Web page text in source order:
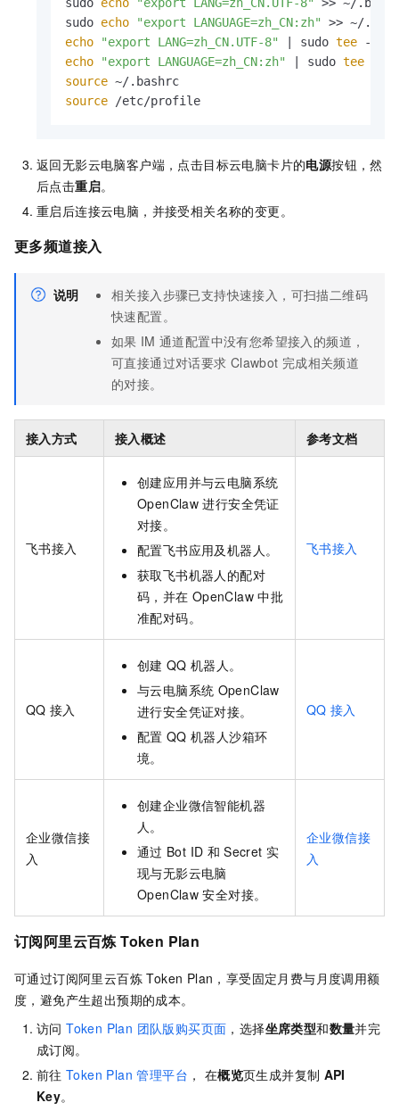
sudo echo
"export LANGUAGE=zh_CN:zh"
echo
"export LANG=zh_CN.UTF-8" | sudo tee
echo
"export LANGUAGE=zh_CN:zh" | sudo tee
source
source /etc/profile
返回无影云电脑客户端，点击目标云电脑卡片的电源按钮，然
后点击重启。
重启后连接云电脑，并接受相关名称的变更。
更多频道接入
说明
相关接入步骤已支持快速接入，可扫描二维码
快速配置。
如果 IM 通道配置中没有您希望接入的频道，
可直接通过对话要求 Clawbot 完成相关频道
的对接。
接入方式 接入概述 参考文档
飞书接入
创建应用并与云电脑系统
OpenClaw 进行安全凭证
对接。
配置飞书应用及机器人。
获取飞书机器人的配对
码，并在 OpenClaw 中批
准配对码。
飞书接入
QQ 接入
创建 QQ 机器人。
与云电脑系统 OpenClaw
进行安全凭证对接。
配置 QQ 机器人沙箱环
境。
QQ 接入
企业微信接
入
创建企业微信智能机器
人。
通过 Bot ID 和 Secret 实
现与无影云电脑
OpenClaw 安全对接。
企业微信接
入
订阅阿里云百炼 Token Plan
可通过订阅阿里云百炼 Token Plan，享受固定月费与月度调用额
度，避免产生超出预期的成本。
访问Token Plan 团队版购买页面 ，选择坐席类型和数量并完
成订阅。
前往 Token Plan 管理平台 ， 在概览页生成并复制 API
Key。